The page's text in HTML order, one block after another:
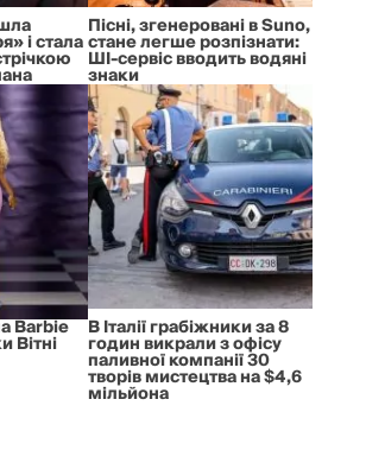
і стала
Пісні, згенеровані в Suno,
стане легше розпізнати:
ШІ-сервіс вводить водяні
знаки
Barbie
Вітні
В Італії грабіжники за 8
годин викрали з офісу
паливної компанії 30
творів мистецтва на $4,6
мільйона